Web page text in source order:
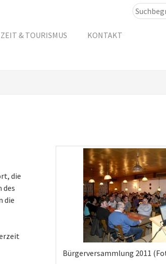
& TOURISMUS KONTAKT
die
des
die
Bürgerversammlung 2011